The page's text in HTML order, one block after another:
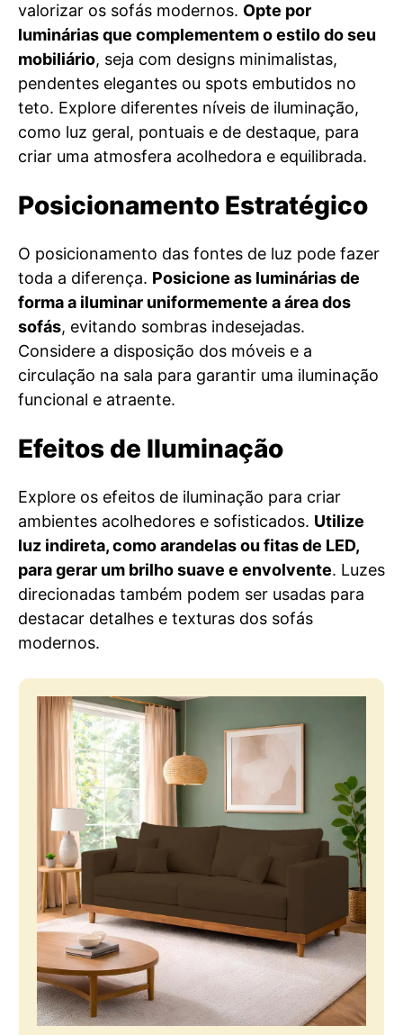
valorizar os sofás modernos. Opte por
luminárias que complementem o estilo do seu
mobiliário, seja com designs minimalistas,
pendentes elegantes ou spots embutidos no
teto. Explore diferentes níveis de iluminação,
como luz geral, pontuais e de destaque, para
criar uma atmosfera acolhedora e equilibrada.
Posicionamento Estratégico
O posicionamento das fontes de luz pode fazer
toda a diferença. Posicione as luminárias de
forma a iluminar uniformemente a área dos
sofás, evitando sombras indesejadas.
Considere a disposição dos móveis e a
circulação na sala para garantir uma iluminação
funcional e atraente.
Efeitos de Iluminação
Explore os efeitos de iluminação para criar
ambientes acolhedores e sofisticados. Utilize
luz indireta, como arandelas ou fitas de LED,
para gerar um brilho suave e envolvente. Luzes
direcionadas também podem ser usadas para
destacar detalhes e texturas dos sofás
modernos.